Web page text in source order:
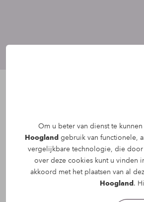
Om u beter van dienst te
Hoogland gebruik van functionele,
vergelijkbare technologie, die door
over deze cookies kunt u vinden
akkoord met het plaatsen van al
Hoogland.
Privacy
Robert Hoogland
draagt er zorg voor dat de
vertrouwelijk wordt
diensten, waar u om